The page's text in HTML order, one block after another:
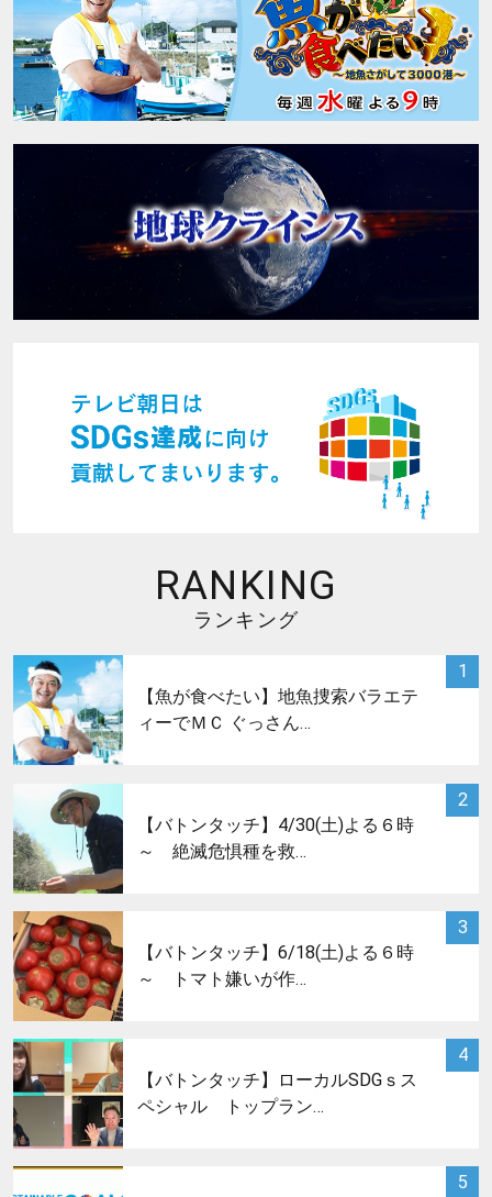
RANKING
ランキング
1
サムネイル
【魚が食べたい】地魚捜索バラエテ
ィーでＭＣ ぐっさん…
2
【バトンタッチ】4/30(土)よる６時
～ 絶滅危惧種を救…
3
【バトンタッチ】6/18(土)よる６時
～ トマト嫌いが作…
4
サムネイル
【バトンタッチ】ローカルSDGｓス
ペシャル トップラン…
5
サムネイル